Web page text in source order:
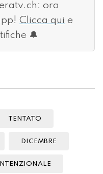
ora
Clicca qui e
🔔
TENTATO
DICEMBRE